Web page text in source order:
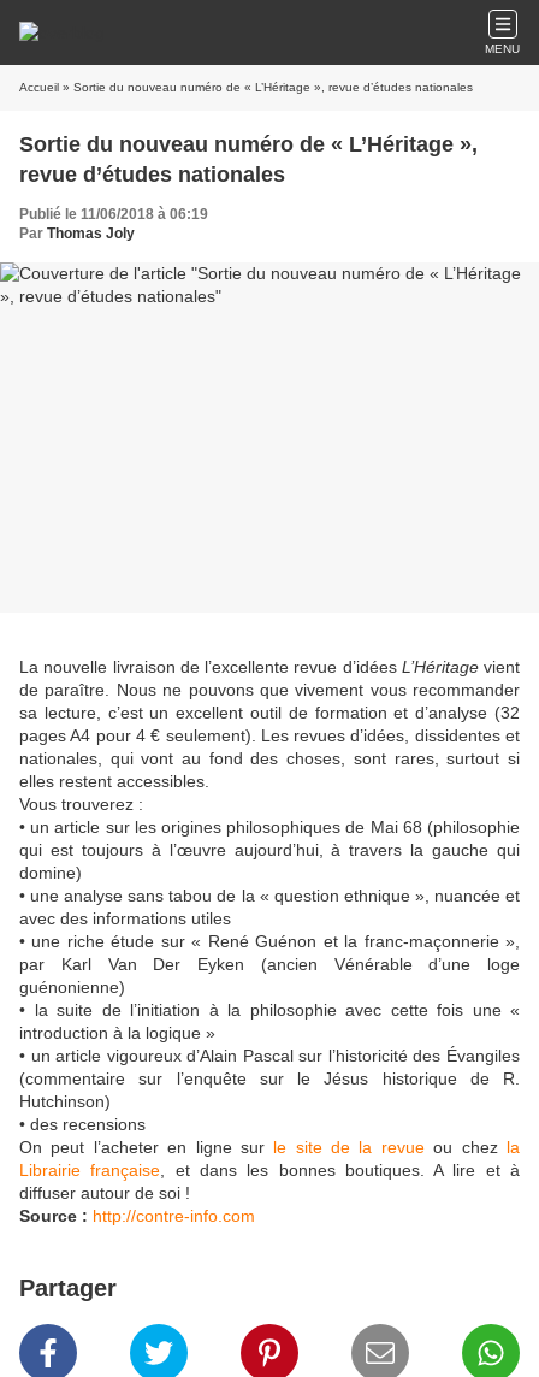
MENU
Accueil » Sortie du nouveau numéro de « L’Héritage », revue d’études nationales
Sortie du nouveau numéro de « L’Héritage »,
revue d’études nationales
Publié le 11/06/2018 à 06:19
Par Thomas Joly
La nouvelle livraison de l’excellente revue d’idées L’Héritagevient
de paraître. Nous ne pouvons que vivement vous recommander
sa lecture, c’est un excellent outil de formation et d’analyse (32
pages A4 pour 4 € seulement). Les revues d’idées, dissidentes et
nationales, qui vont au fond des choses, sont rares, surtout si
elles restent accessibles.
Vous trouverez :
• un article sur les origines philosophiques de Mai 68 (philosophie
qui est toujours à l’œuvre aujourd’hui, à travers la gauche qui
domine)
• une analyse sans tabou de la « question ethnique », nuancée et
avec des informations utiles
• une riche étude sur « René Guénon et la franc-maçonnerie »,
par Karl Van Der Eyken (ancien Vénérable d’une loge
guénonienne)
• la suite de l’initiation à la philosophie avec cette fois une «
introduction à la logique »
• un article vigoureux d’Alain Pascal sur l’historicité des Évangiles
(commentaire sur l’enquête sur le Jésus historique de R.
Hutchinson)
• des recensions
On peut l’acheter en ligne sur le site de la revueou chez la
Librairie française , et dans les bonnes boutiques. A lire et à
diffuser autour de soi !
Source : http://contre-info.com
Partager